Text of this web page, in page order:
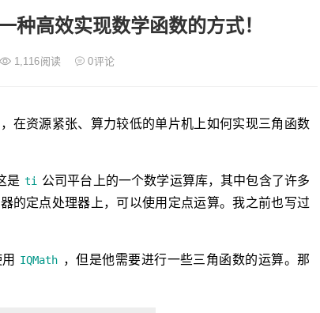
种高效实现数学函数的方式！
1,116阅读 0评论
在资源紧张、算力较低的单片机上如何实现三角函数
是 ti 公司平台上的一个数学运算库，其中包含了许多
的定点处理器上，可以使用定点运算。我之前也写过
IQMath ，但是他需要进行一些三角函数的运算。那